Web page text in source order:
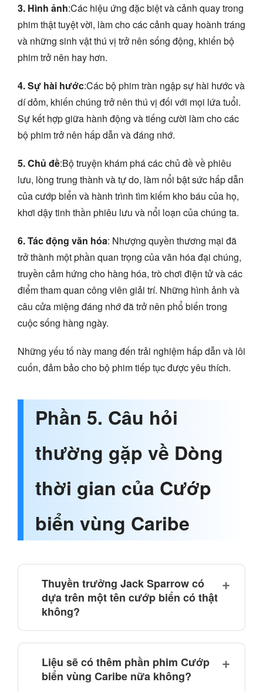
3. Hình ảnh:Các hiệu ứng đặc biệt và cảnh quay trong
phim thật tuyệt vời, làm cho các cảnh quay hoành tráng
và những sinh vật thú vị trở nên sống động, khiến bộ
phim trở nên hay hơn.
4. Sự hài hước:Các bộ phim tràn ngập sự hài hước và
dí dỏm, khiến chúng trở nên thú vị đối với mọi lứa tuổi.
Sự kết hợp giữa hành động và tiếng cười làm cho các
bộ phim trở nên hấp dẫn và đáng nhớ.
5. Chủ đề:Bộ truyện khám phá các chủ đề về phiêu
lưu, lòng trung thành và tự do, làm nổi bật sức hấp dẫn
của cướp biển và hành trình tìm kiếm kho báu của họ,
khơi dậy tinh thần phiêu lưu và nổi loạn của chúng ta.
6. Tác động văn hóa: Nhượng quyền thương mại đã
trở thành một phần quan trọng của văn hóa đại chúng,
truyền cảm hứng cho hàng hóa, trò chơi điện tử và các
điểm tham quan công viên giải trí. Những hình ảnh và
câu cửa miệng đáng nhớ đã trở nên phổ biến trong
cuộc sống hàng ngày.
Những yếu tố này mang đến trải nghiệm hấp dẫn và lôi
cuốn, đảm bảo cho bộ phim tiếp tục được yêu thích.
Phần 5. Câu hỏi
thường gặp về Dòng
thời gian của Cướp
biển vùng Caribe
Thuyền trưởng Jack Sparrow có
dựa trên một tên cướp biển có thật
không?
Liệu sẽ có thêm phần phim Cướp
biển vùng Caribe nữa không?